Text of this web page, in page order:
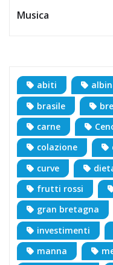
Musica
abiti
brasile
carne
colazione
curve
frutti rossi
gran bretagna
investimenti
manna